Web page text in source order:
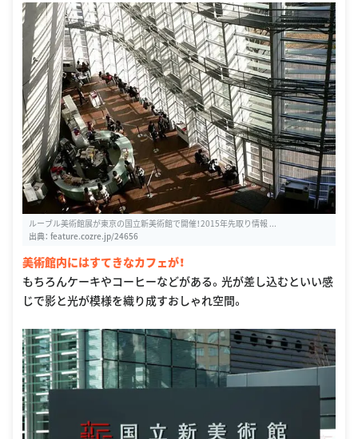
ルーブル美術館展が東京の国立新美術館で開催！2015年先取り情報 ...
出典： feature.cozre.jp/24656
美術館内にはすてきなカフェが！
もちろんケーキやコーヒーなどがある。光が差し込むといい感
じで影と光が模様を織り成すおしゃれ空間。